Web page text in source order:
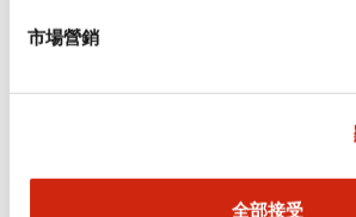
市場營銷
全部接受